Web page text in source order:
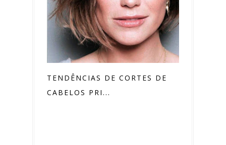
TENDÊNCIAS DE CORTES DE
CABELOS PRI...